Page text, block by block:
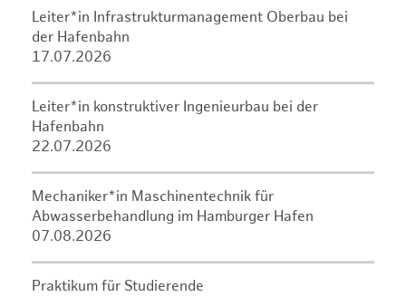
Leiter*in Infrastrukturmanagement Oberbau bei
der Hafenbahn
17.07.2026
Leiter*in konstruktiver Ingenieurbau bei der
Hafenbahn
22.07.2026
Mechaniker*in Maschinentechnik für
Abwasserbehandlung im Hamburger Hafen
07.08.2026
Praktikum für Studierende